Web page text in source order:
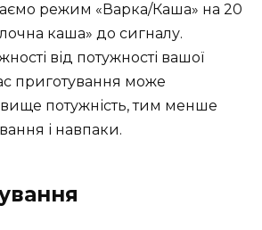
режим «Варка/Каша» на 20
каша» до сигналу.
від потужності вашої
приготування може
потужність, тим менше
і навпаки.